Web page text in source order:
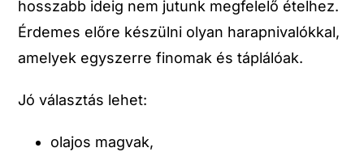
hosszabb ideig nem jutunk megfelelő ételhez.
Érdemes előre készülni olyan harapnivalókkal,
amelyek egyszerre finomak és táplálóak.
Jó választás lehet:
olajos magvak,